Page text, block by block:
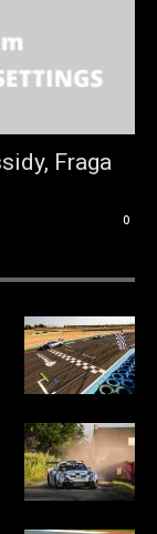
Fraga
0